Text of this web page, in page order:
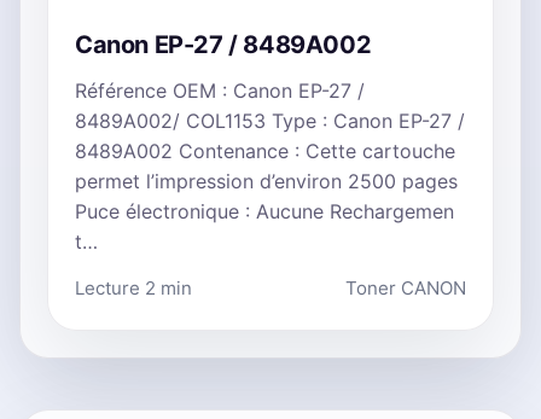
Canon EP-27 / 8489A002
Référence OEM : Canon EP-27 /
8489A002/ COL1153 Type : Canon EP-27 /
8489A002 Contenance : Cette cartouche
permet l’impression d’environ 2500 pages
Puce électronique : Aucune Rechargemen
t…
Lecture 2 min Toner CANON